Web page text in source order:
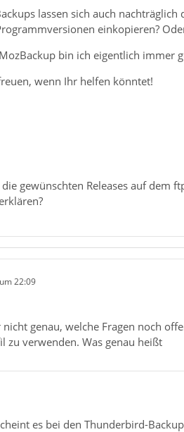
lassen sich auch
einkopieren?
bin ich eigentlich immer
wenn Ihr helfen könntet!
die gewünschten Releases auf dem
22:09
genau, welche Fragen noch
zu verwenden. Was genau heißt
es bei den Thunderbird-